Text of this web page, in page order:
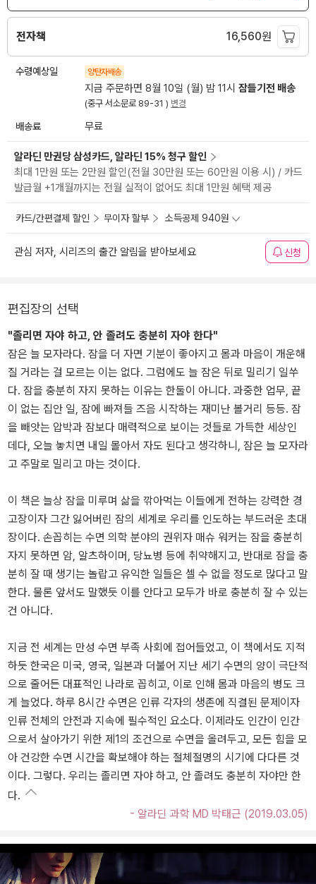
전자책 16,560원
수령예상일 양탄자배송
지금 주문하면 8월 10일 (월) 밤 11시 잠들기전 배송
(중구 서소문로 89-31 ) 변경
배송료 무료
알라딘 만권당 삼성카드, 알라딘 15% 청구 할인
최대 1만원 또는 2만원 할인(전월 30만원 또는 60만원 이용 시) / 카드
발급월 +1개월까지는 전월 실적이 없어도 최대 1만원 혜택 제공
카드/간편결제 할인 무이자 할부 소득공제 940원
관심 저자, 시리즈의 출간 알림을 받아보세요 신청
편집장의 선택
"졸리면 자야 하고, 안 졸려도 충분히 자야 한다"
잠은 늘 모자라다. 잠을 더 자면 기분이 좋아지고 몸과 마음이 개운해
질 거라는 걸 모르는 이는 없다. 그럼에도 늘 잠은 뒤로 밀리기 일쑤
다. 잠을 충분히 자지 못하는 이유는 한둘이 아니다. 과중한 업무, 끝
이 없는 집안 일, 잠에 빠져들 즈음 시작하는 재미난 볼거리 등등. 잠
을 빼앗는 압박과 잠보다 매력적으로 보이는 것들로 가득한 세상인
데다, 오늘 놓치면 내일 몰아서 자도 된다고 생각하니, 잠은 늘 모자라
고 주말로 밀리고 마는 것이다.
이 책은 늘상 잠을 미루며 삶을 깎아먹는 이들에게 전하는 강력한 경
고장이자 그간 잃어버린 잠의 세계로 우리를 인도하는 부드러운 초대
장이다. 손꼽히는 수면 의학 분야의 권위자 매슈 워커는 잠을 충분히
자지 못하면 암, 알츠하이머, 당뇨병 등에 취약해지고, 반대로 잠을 충
분히 잘 때 생기는 놀랍고 유익한 일들은 셀 수 없을 정도로 많다고 말
한다. 물론 앞서도 말했듯 이를 안다고 모두가 바로 충분히 잘 수 있는
건 아니다.
지금 전 세계는 만성 수면 부족 사회에 접어들었고, 이 책에서도 지적
하듯 한국은 미국, 영국, 일본과 더불어 지난 세기 수면의 양이 극단적
으로 줄어든 대표적인 나라로 꼽히고, 이로 인해 몸과 마음의 병도 크
게 늘었다. 하루 8시간 수면은 인류 각자의 생존에 직결된 문제이자
인류 전체의 안전과 지속에 필수적인 요소다. 이제라도 인간이 인간
으로서 살아가기 위한 제1의 조건으로 수면을 올려두고, 모든 힘을 모
아 건강한 수면 시간을 확보해야 하는 절체절명의 시기에 다다른 것
이다. 그렇다. 우리는 졸리면 자야 하고, 안 졸려도 충분히 자야만 한
다.
- 알라딘 과학 MD 박태근 (2019.03.05)